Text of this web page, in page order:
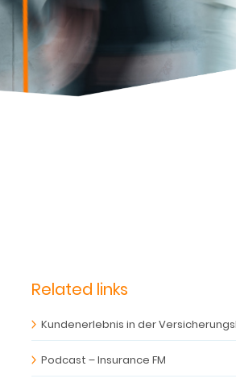
Related links
Kundenerlebnis in der
Podcast – Insurance FM